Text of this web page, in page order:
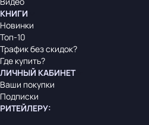
КНИГИ
Новинки
Топ-10
Трафик без скидок?
Где купить?
ЛИЧНЫЙ КАБИНЕТ
Ваши покупки
Подписки
РИТЕЙЛЕРУ: